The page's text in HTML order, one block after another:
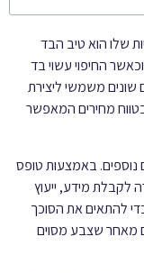
שלו הוא טיב הבד
החיפוי עשוי בד
שונים משמשי ליצירת
מחירים המאפשר
נוספים. באמצעות טופס
לקבלת מידע, ייעוץ
להתאים את הסוכך
מאחר שצבע מסוים